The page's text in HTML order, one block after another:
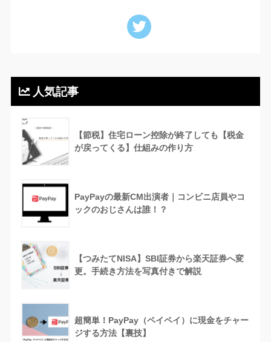
人気記事
【節税】住宅ローン控除が終了しても【税金
が戻ってくる】仕組みの作り方
PayPayの最新CM出演者｜コンビニ店員やコ
ックのおじさんは誰！？
【つみたてNISA】SBI証券から楽天証券へ変
更。手続き方法を写真付きで解説
超簡単！PayPay（ペイペイ）に現金をチャー
ジする方法【裏技】